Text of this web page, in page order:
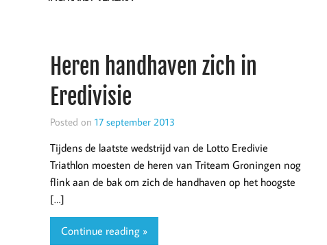
Heren handhaven zich in
Eredivisie
Posted on 17 september 2013
Tijdens de laatste wedstrijd van de Lotto Eredivie
Triathlon moesten de heren van Triteam Groningen nog
flink aan de bak om zich de handhaven op het hoogste
[…]
Continue reading »